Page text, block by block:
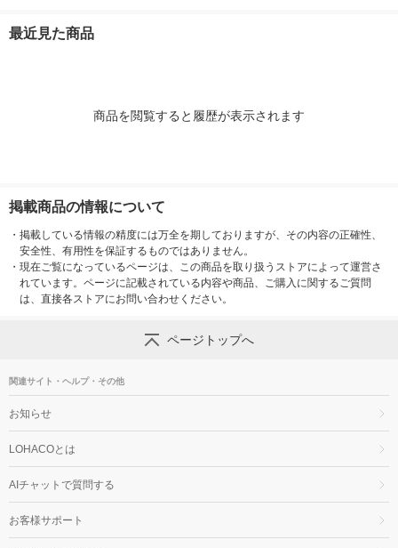
最近見た商品
商品を閲覧すると履歴が表示されます
掲載商品の情報について
・ 掲載している情報の精度には万全を期しておりますが、その内容の正確性、
安全性、有用性を保証するものではありません。
・ 現在ご覧になっているページは、この商品を取り扱うストアによって運営さ
れています。ページに記載されている内容や商品、ご購入に関するご質問
は、直接各ストアにお問い合わせください。
ページトップへ
関連サイト・ヘルプ・その他
お知らせ
LOHACOとは
AIチャットで質問する
お客様サポート